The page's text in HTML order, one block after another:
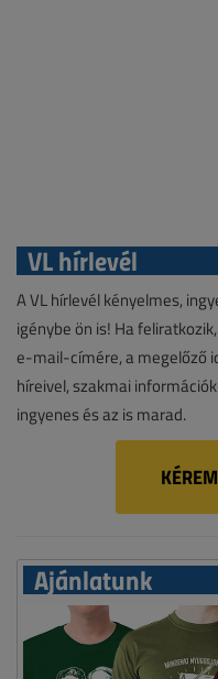
VL hírlevél
A VL hírlevél kényelmes,
igénybe ön is! Ha
e-mail-címére, a megelőző
híreivel, szakmai
ingyenes és az is marad.
Ajánlatunk